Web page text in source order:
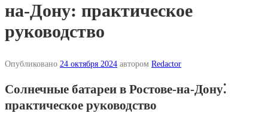
на-Дону: практическое
руководство
Опубликовано 24 октября 2024 автором Redactor
Солнечные батареи в Ростове-на-Дону⁚
практическое руководство